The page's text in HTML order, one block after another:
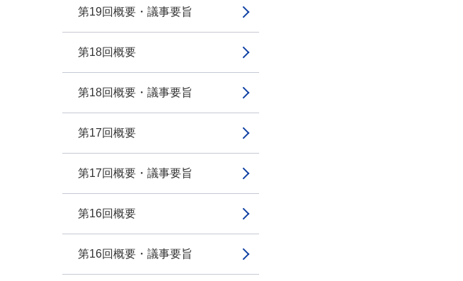
第19回概要・議事要旨
第18回概要
第18回概要・議事要旨
第17回概要
第17回概要・議事要旨
第16回概要
第16回概要・議事要旨